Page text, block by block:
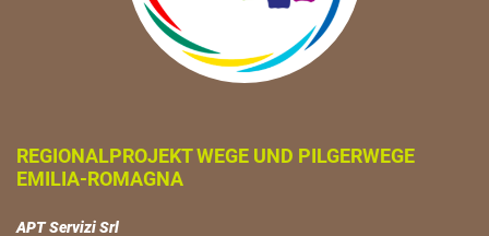
REGIONALPROJEKT WEGE UND PILGERWEGE
EMILIA-ROMAGNA
APT Servizi Srl